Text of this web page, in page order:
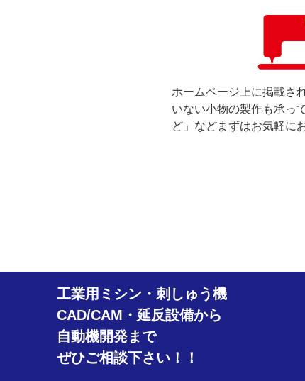
ホームページ上に掲載さ
いない小物の製作も承っ
ど」などまずはお気軽に
工業用ミシン・刺しゅう機
CAD/CAM・延反設備から
自動機開発まで
ぜひご相談下さい！！